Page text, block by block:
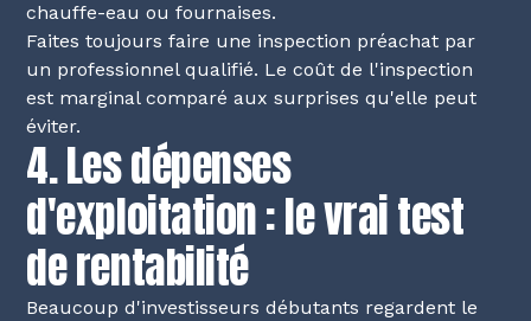
chauffe-eau ou fournaises.
Faites toujours faire une inspection préachat par
un professionnel qualifié. Le coût de l'inspection
est marginal comparé aux surprises qu'elle peut
éviter.
4. Les dépenses
d'exploitation : le vrai test
de rentabilité
Beaucoup d'investisseurs débutants regardent le